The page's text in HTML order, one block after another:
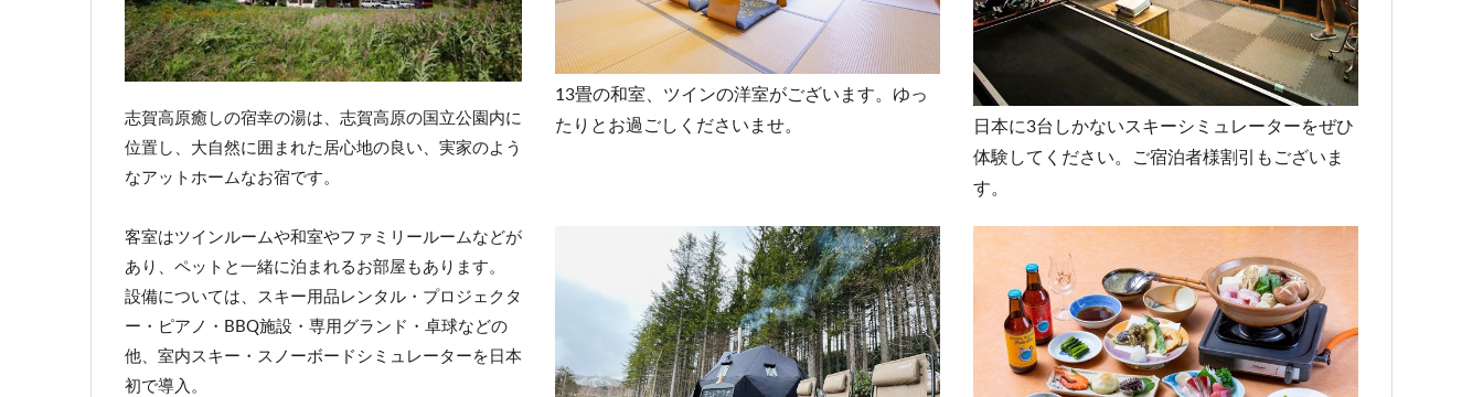
志賀高原癒しの宿幸の湯は、志賀高原の国立公園内に
位置し、大自然に囲まれた居心地の良い、実家のよう
なアットホームなお宿です。
客室はツインルームや和室やファミリールームなどが
あり、ペットと一緒に泊まれるお部屋もあります。
設備については、スキー用品レンタル・プロジェクタ
ー・ピアノ・BBQ施設・専用グランド・卓球などの
他、室内スキー・スノーボードシミュレーターを日本
初で導入。
13畳の和室、ツインの洋室がございます。ゆっ
たりとお過ごしくださいませ。
日本に3台しかないスキーシミュレーターをぜひ
体験してください。ご宿泊者様割引もございま
す。